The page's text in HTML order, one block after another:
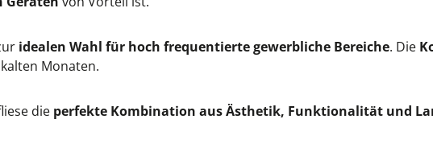
idealen Wahl für hoch frequentierte gewerbliche Bereiche. Die
Monaten.
die perfekte Kombination aus Ästhetik, Funktionalität und